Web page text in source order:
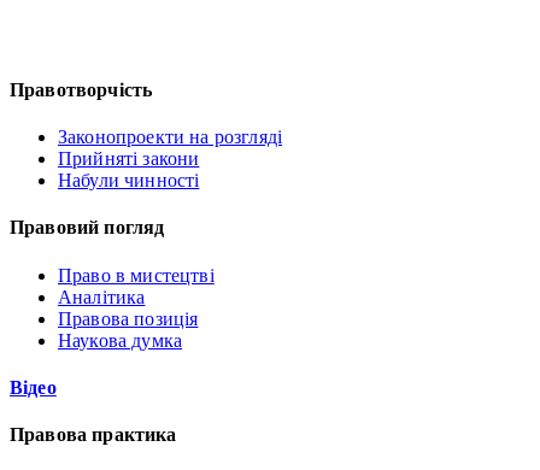
Правотворчість
Законопроекти на розгляді
Прийняті закони
Набули чинності
Правовий погляд
Право в мистецтві
Аналітика
Правова позиція
Наукова думка
Відео
Правова практика